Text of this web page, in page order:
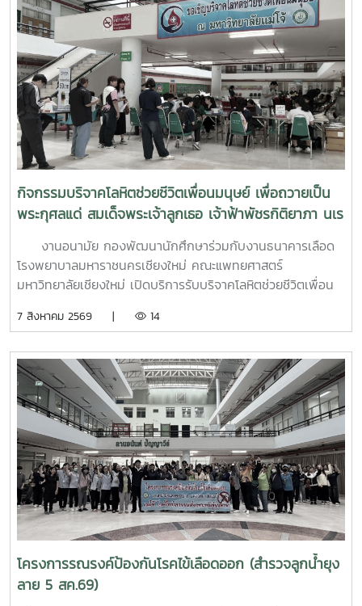
กิจกรรมบริจาคโลหิตช่วยชีวิตเพื่อนมนุษย์ เพื่อถวายเป็น
พระกุศลแด่ สมเด็จพระเจ้าลูกเธอ เจ้าฟ้าพัชรกิติยาภา นเร
นทิราเทพยวดี กรมหลวงราช สาริณีสิริพัชร มหาวัชรราช
ธิดา (สวนดอก 7 สค.69)
งานอนามัย กองพัฒนานักศึกษาร่วมกับงานธนาคารเลือด
โรงพยาบาลมหาราชนครเชียงใหม่ คณะแพทยศาสตร์
มหาวิทยาลัยเชียงใหม่ เปิดบริการรับบริจาคโลหิตช่วยชีวิตเพื่อน
รกิติยาภา นเรนทิราเทพยวดี กรมหลวงราช สาริณีสิริพัชร มหา
น. ณ ลานอนันต์ ปัญญาวีร์ อาคารอำนวย ยศสุขนักศึกษาที่เข้า
ร่วมบริจาคจะได้ชั่วโมงกิจกรรมด้านจิตอาสา ครั้งละ 8 ชั่วโมง-
วันที่ 7 สิงหาคม 2569 มีผู้ประสงค์บริจาคโลหิต จำนวน 95 คน
ผ่านเกณฑ์สามารถบริจาคโลหิตได้ จำนวน 63 คน ( 28,350 CC.)
7 สิงหาคม 2569 | 14
โครงการรณรงค์ป้องกันโรคไข้เลือดออก (สำรวจลูกน้ำยุง
ลาย 5 สค.69)